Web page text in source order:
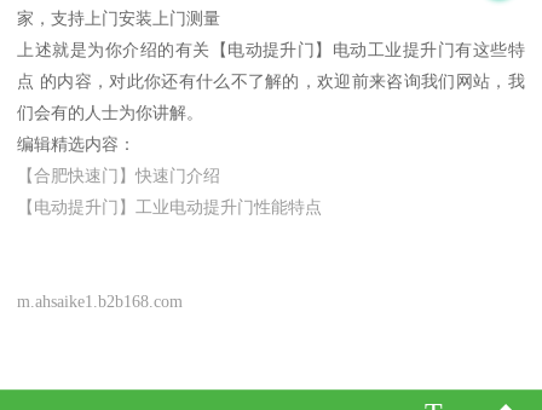
家，支持上门安装上门测量
上述就是为你介绍的有关【电动提升门】电动工业提升门有这些特
点 的内容，对此你还有什么不了解的，欢迎前来咨询我们网站，我
们会有的人士为你讲解。
编辑精选内容：
【合肥快速门】快速门介绍
【电动提升门】工业电动提升门性能特点
m.ahsaike1.b2b168.com